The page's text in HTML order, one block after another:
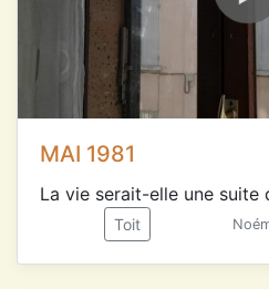
MAI 1981
La vie serait-elle une suite
Toit